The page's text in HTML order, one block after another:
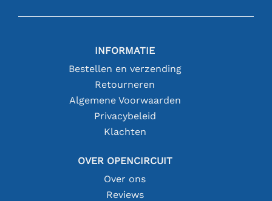
INFORMATIE
Bestellen en verzending
Retourneren
Algemene Voorwaarden
Privacybeleid
Klachten
OVER OPENCIRCUIT
Over ons
Reviews